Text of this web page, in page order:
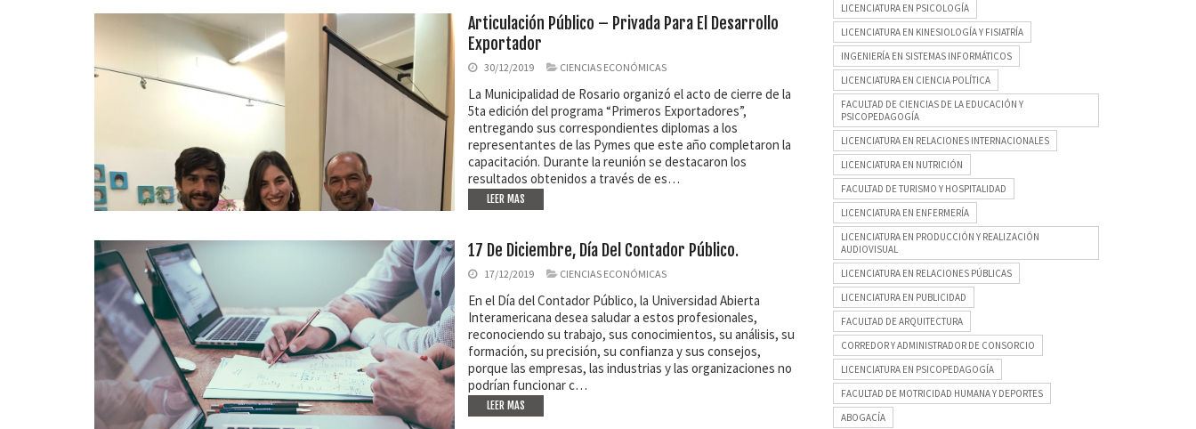
Articulación Público – Privada Para El Desarrollo
Exportador
30/12/2019 CIENCIAS ECONÓMICAS
La Municipalidad de Rosario organizó el acto de cierre de la
5ta edición del programa “Primeros Exportadores”,
entregando sus correspondientes diplomas a los
representantes de las Pymes que este año completaron la
capacitación. Durante la reunión se destacaron los
resultados obtenidos a través de es…
LEER MAS
17 De Diciembre, Día Del Contador Público.
17/12/2019 CIENCIAS ECONÓMICAS
En el Día del Contador Público, la Universidad Abierta
Interamericana desea saludar a estos profesionales,
reconociendo su trabajo, sus conocimientos, su análisis, su
formación, su precisión, su confianza y sus consejos,
porque las empresas, las industrias y las organizaciones no
podrían funcionar c…
LEER MAS
LICENCIATURA EN PSICOLOGÍA
LICENCIATURA EN KINESIOLOGÍA Y FISIATRÍA
INGENIERÍA EN SISTEMAS INFORMÁTICOS
LICENCIATURA EN CIENCIA POLÍTICA
FACULTAD DE CIENCIAS DE LA EDUCACIÓN Y
PSICOPEDAGOGÍA
LICENCIATURA EN RELACIONES INTERNACIONALES
LICENCIATURA EN NUTRICIÓN
FACULTAD DE TURISMO Y HOSPITALIDAD
LICENCIATURA EN ENFERMERÍA
LICENCIATURA EN PRODUCCIÓN Y REALIZACIÓN
AUDIOVISUAL
LICENCIATURA EN RELACIONES PÚBLICAS
LICENCIATURA EN PUBLICIDAD
FACULTAD DE ARQUITECTURA
CORREDOR Y ADMINISTRADOR DE CONSORCIO
LICENCIATURA EN PSICOPEDAGOGÍA
FACULTAD DE MOTRICIDAD HUMANA Y DEPORTES
ABOGACÍA